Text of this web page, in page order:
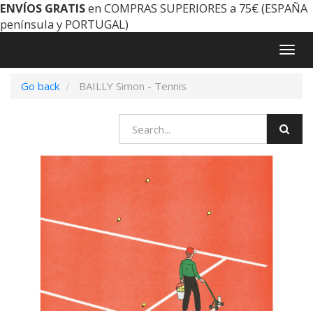
ENVÍOS GRATISen COMPRAS SUPERIORES a 75€ (ESPAÑA
península y PORTUGAL)
Go back
BAILLY Simon - Tennis